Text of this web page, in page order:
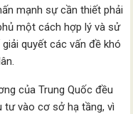
mạnh sự cần thiết phải
một cách hợp lý và sử
quyết các vấn đề khó
của Trung Quốc đều
tư vào cơ sở hạ tầng, vì